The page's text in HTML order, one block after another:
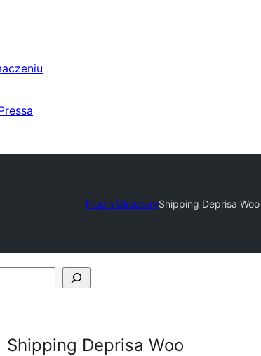
Plugin DirectoryShipping Deprisa Woo
Shipping Deprisa Woo